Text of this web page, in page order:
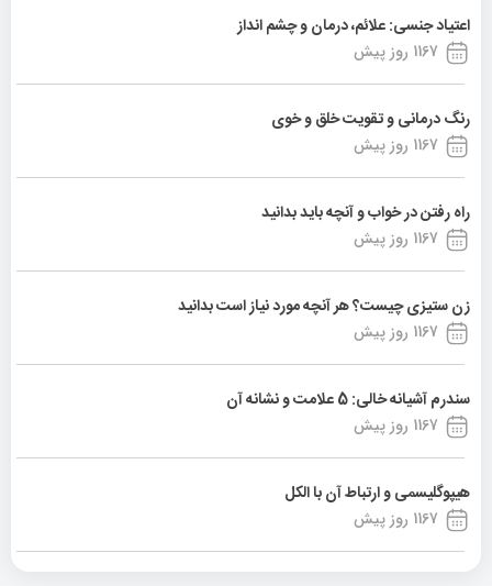
اعتیاد جنسی: علائم، درمان و چشم انداز
1167 روز پیش
رنگ درمانی و تقویت خلق و خوی
1167 روز پیش
راه رفتن در خواب و آنچه باید بدانید
1167 روز پیش
زن ستیزی چیست؟ هر آنچه مورد نیاز است بدانید
1167 روز پیش
سندرم آشیانه خالی: 5 علامت و نشانه آن
1167 روز پیش
هیپوگلیسمی و ارتباط آن با الکل
1167 روز پیش